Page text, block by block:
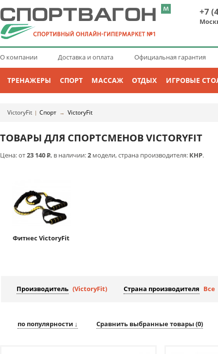
+7
О компании Доставка и оплата Официальная гарантия
ТРЕНАЖЕРЫ СПОРТ МАССАЖ ОТДЫХ ИГРОВЫЕ
VictoryFit | Спорт → VictoryFit
ТОВАРЫ ДЛЯ СПОРТСМЕНОВ VICTORYFIT
Цена: от23 140Р, в наличии:2 модели, страна производителя: КНР.
Фитнес VictoryFit
Производитель (VictoryFit) Страна производителя Все
по популярности ↓ Сравнить выбранные товары (0)